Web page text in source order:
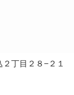
丁目２８−２１